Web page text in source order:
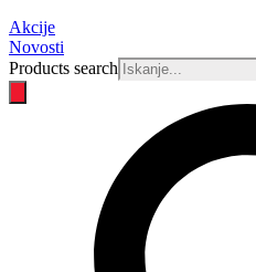
Akcije
Novosti
Products search